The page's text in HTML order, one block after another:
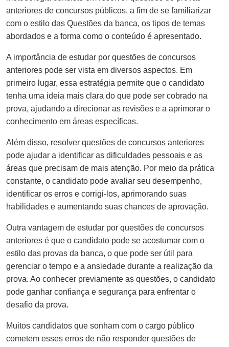
anteriores de concursos públicos, a fim de se familiarizar
com o estilo das Questões da banca, os tipos de temas
abordados e a forma como o conteúdo é apresentado.
A importância de estudar por questões de concursos
anteriores pode ser vista em diversos aspectos. Em
primeiro lugar, essa estratégia permite que o candidato
tenha uma ideia mais clara do que pode ser cobrado na
prova, ajudando a direcionar as revisões e a aprimorar o
conhecimento em áreas específicas.
Além disso, resolver questões de concursos anteriores
pode ajudar a identificar as dificuldades pessoais e as
áreas que precisam de mais atenção. Por meio da prática
constante, o candidato pode avaliar seu desempenho,
identificar os erros e corrigi-los, aprimorando suas
habilidades e aumentando suas chances de aprovação.
Outra vantagem de estudar por questões de concursos
anteriores é que o candidato pode se acostumar com o
estilo das provas da banca, o que pode ser útil para
gerenciar o tempo e a ansiedade durante a realização da
prova. Ao conhecer previamente as questões, o candidato
pode ganhar confiança e segurança para enfrentar o
desafio da prova.
Muitos candidatos que sonham com o cargo público
cometem esses erros de não responder questões de